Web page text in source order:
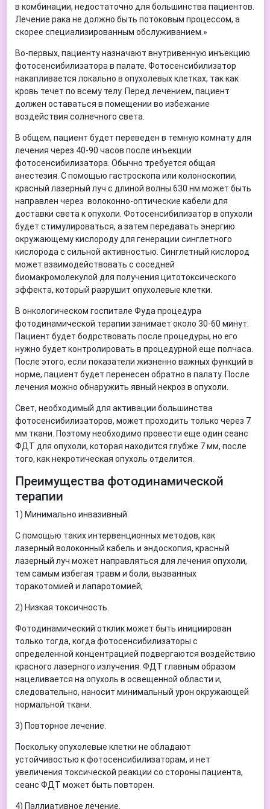
в комбинации, недостаточно для большинства пациентов.
Лечение рака не должно быть потоковым процессом, а
скорее специализированным обслуживанием.»
Во-первых, пациенту назначают внутривенную инъекцию
фотосенсибилизатора в палате. Фотосенсибилизатор
накапливается локально в опухолевых клетках, так как
кровь течет по всему телу. Перед лечением, пациент
должен оставаться в помещении во избежание
воздействия солнечного света.
В общем, пациент будет переведен в темную комнату для
лечения через 40-90 часов после инъекции
фотосенсибилизатора. Обычно требуется общая
анестезия. С помощью гастроскопа или колоноскопии,
красный лазерный луч с длиной волны 630 нм может быть
направлен через волоконно-оптические кабели для
доставки света к опухоли. Фотосенсибилизатор в опухоли
будет стимулироваться, а затем передавать энергию
окружающему кислороду для генерации синглетного
кислорода с сильной активностью. Синглетный кислород
может взаимодействовать с соседней
биомакромолекулой для получения цитотоксического
эффекта, который разрушит опухолевые клетки.
В онкологическом госпитале Фуда процедура
фотодинамической терапии занимает около 30-60 минут.
Пациент будет бодрствовать после процедуры, но его
нужно будет контролировать в процедурной еще полчаса.
После этого, если показатели жизненно важных функций в
норме, пациент будет перенесен обратно в палату. После
лечения можно обнаружить явный некроз в опухоли.
Свет, необходимый для активации большинства
фотосенсибилизаторов, может проходить только через 7
мм ткани. Поэтому необходимо провести еще один сеанс
ФДТ для опухоли, которая находится глубже 7 мм, после
того, как некротическая опухоль отделится.
Преимущества фотодинамической
терапии
1) Минимально инвазивный.
С помощью таких интервенционных методов, как
лазерный волоконный кабель и эндоскопия, красный
лазерный луч может направляться для лечения опухоли,
тем самым избегая травм и боли, вызванных
торакотомией и лапаротомией;
2) Низкая токсичность.
Фотодинамический отклик может быть инициирован
только тогда, когда фотосенсибилизаторы с
определенной концентрацией подвергаются воздействию
красного лазерного излучения. ФДТ главным образом
нацеливается на опухоль в освещенной области и,
следовательно, наносит минимальный урон окружающей
нормальной ткани.
3) Повторное лечение.
Поскольку опухолевые клетки не обладают
устойчивостью к фотосенсибилизаторам, и нет
увеличения токсической реакции со стороны пациента,
сеанс ФДТ может быть повторен.
4) Паллиативное лечение.